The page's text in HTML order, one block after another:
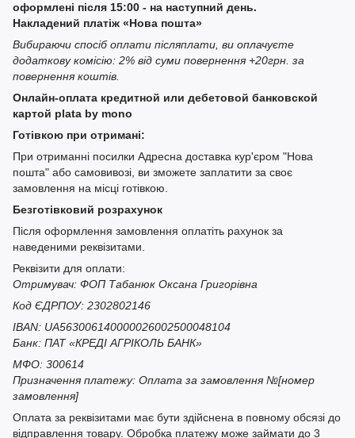
оформлені після 15:00 - на наступний день.
Накладений платіж «Нова пошта»
Вибираючи спосіб оплати післяплати, ви оплачуєте
додаткову комісію: 2% від суми повернення +20грн. за
повернення коштів.
Онлайн-оплата кредитной или дебетовой банковской
картой plata by mono
Готівкою при отримані:
При отриманні посилки Адресна доставка кур'єром "Нова
пошта" або самовивозі, ви зможете заплатити за своє
замовлення на місці готівкою.
Безготівковий розрахунок
Після оформлення замовлення оплатіть рахунок за
наведеними реквізитами.
Реквізити для оплати:
Отримувач: ФОП Табанюк Оксана Григорівна
Код ЄДРПОУ: 2302802146
IBAN: UA563006140000026002500048104
Банк: ПАТ «КРЕДІ АГРІКОЛЬ БАНК»
МФО: 300614
Призначення платежу: Оплата за замовлення №[номер
замовлення]
Оплата за реквізитами має бути здійснена в повному обсязі до
відправлення товару. Обробка платежу може займати до 3